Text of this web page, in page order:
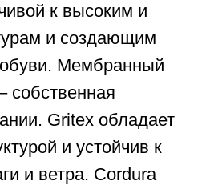
к высоким и
и создающим
Мембранный
собственная
Gritex обладает
и устойчив к
и ветра. Cordura